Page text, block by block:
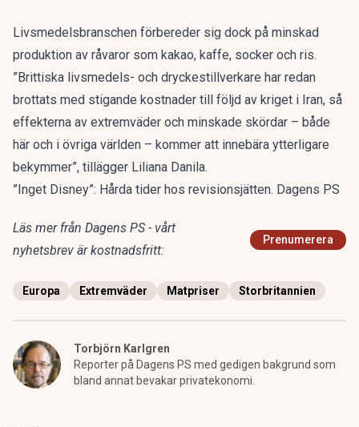
Livsmedelsbranschen förbereder sig dock på minskad
produktion av råvaror som kakao, kaffe, socker och ris.
”Brittiska livsmedels- och dryckestillverkare har redan
brottats med stigande kostnader till följd av kriget i Iran, så
effekterna av extremväder och minskade skördar – både
här och i övriga världen – kommer att innebära ytterligare
bekymmer”, tillägger Liliana Danila.
”Inget Disney”: Hårda tider hos revisionsjätten. Dagens PS
Läs mer från Dagens PS - vårt
nyhetsbrev är kostnadsfritt:
Prenumerera
Europa Extremväder Matpriser Storbritannien
Torbjörn Karlgren
Reporter på Dagens PS med gedigen bakgrund som
bland annat bevakar privatekonomi.